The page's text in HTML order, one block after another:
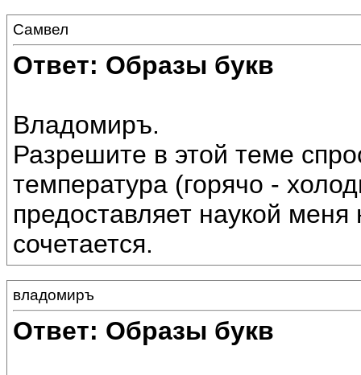
Самвел
Ответ: Образы букв
Владомиръ.
Разрешите в этой теме
температура (горячо -
предоставляет наукой
сочетается.
владомиръ
Ответ: Образы букв